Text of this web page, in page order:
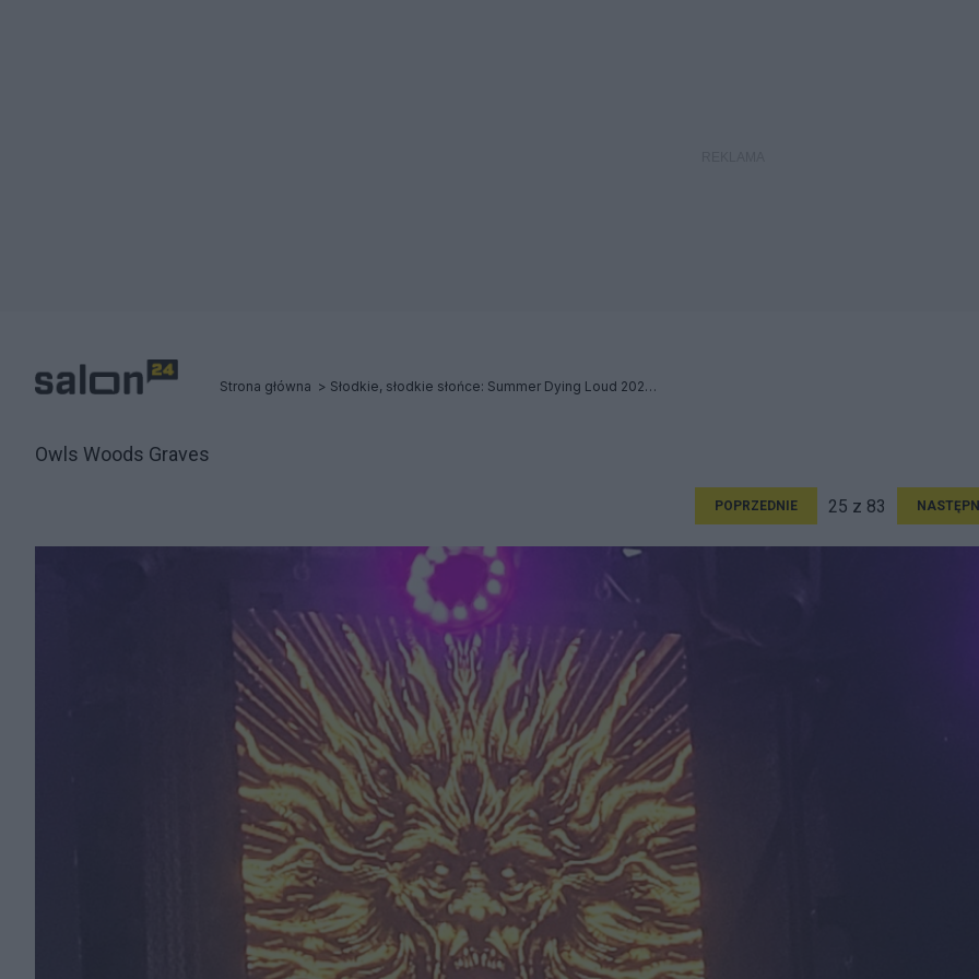
Strona główna Słodkie, słodkie słońce: Summer Dying Loud 2023 - Relacja
Owls Woods Graves
POPRZEDNIE 25 z 83